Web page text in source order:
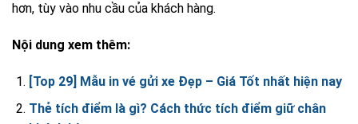
hơn, tùy vào nhu cầu của khách hàng.
Nội dung xem thêm:
[Top 29] Mẫu in vé gửi xe Đẹp – Giá Tốt nhất hiện nay
Thẻ tích điểm là gì? Cách thức tích điểm giữ chân